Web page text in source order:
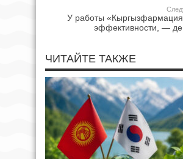
У работы
эффективности, —
ЧИТАЙТЕ ТАКЖЕ